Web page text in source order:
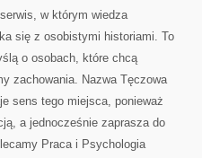
w którym wiedza
się z osobistymi historiami. To
o osobach, które chcą
zachowania. Nazwa Tęczowa
sens tego miejsca, ponieważ
a jednocześnie zaprasza do
Praca i Psychologia